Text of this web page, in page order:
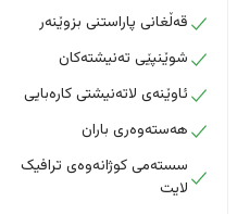
قەڵغانی پاراستنی بزوێنەر
شوێنپێی تەنیشتەکان
ئاوێنەی لاتەنیشتی کارەبایی
هەستەوەری باران
سستەمی کوژانەوەی ترافیک
لایت